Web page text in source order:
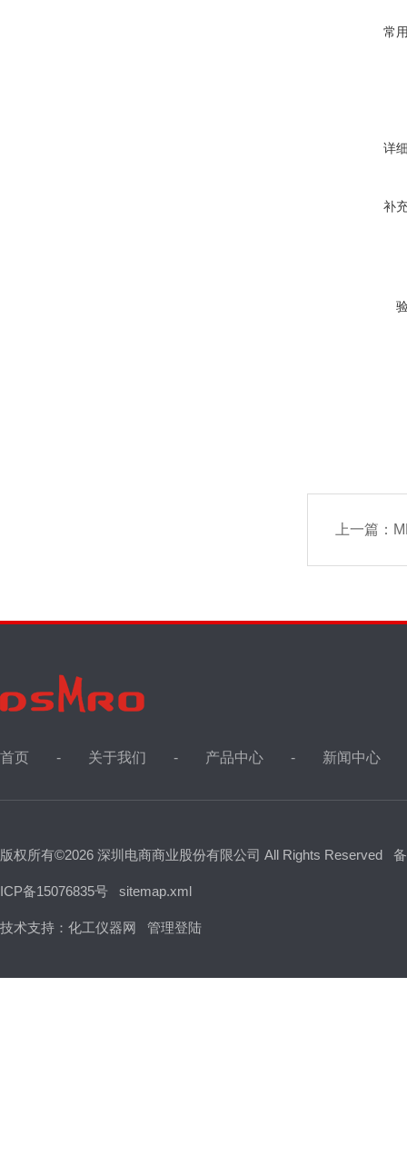
常
详
补
上一篇：
首页 关于我们 产品中心 新闻中心
版权所有©2026 深圳电商商业股份有限公司 All Rights Reserved
ICP备15076835号 sitemap.xml
技术支持： 化工仪器网 管理登陆